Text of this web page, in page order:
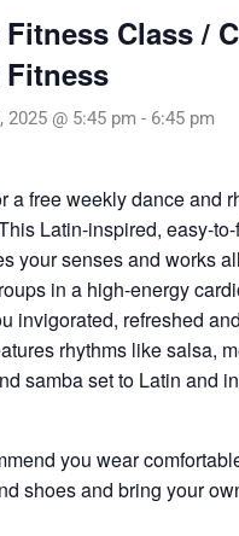
Class /
2025 @ 5:45 pm - 6:45 pm
a free weekly dance and
Latin-inspired, easy-
your senses and works
in a high-energy
invigorated, refreshed
rhythms like salsa,
samba set to Latin and
you wear
shoes and bring your